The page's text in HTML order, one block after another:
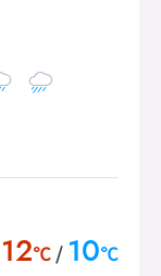
12℃ 10℃